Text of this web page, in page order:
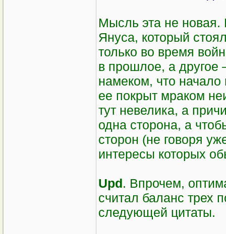
Мысль эта не
Януса, который
только во время
в прошлое, а другое
намеком, что
ее покрыт мраком
тут невелика, а
одна сторона, а
сторон (не говоря
интересы которых
Upd. Впрочем,
считал баланс трех
следующей цитаты.